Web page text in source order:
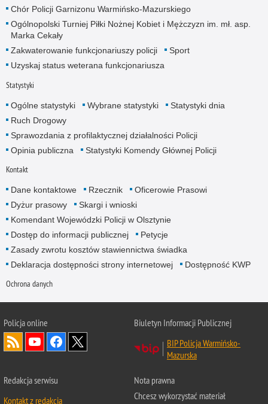
Chór Policji Garnizonu Warmińsko-Mazurskiego
Ogólnopolski Turniej Piłki Nożnej Kobiet i Mężczyzn im. mł. asp.
Marka Cekały
Zakwaterowanie funkcjonariuszy policji
Sport
Uzyskaj status weterana funkcjonariusza
Statystyki
Ogólne statystyki Wybrane statystyki
Statystyki dnia
Ruch Drogowy
Sprawozdania z profilaktycznej działalności Policji
Opinia publiczna
Statystyki Komendy Głównej Policji
Kontakt
Dane kontaktowe Rzecznik
Oficerowie Prasowi
Dyżur prasowy
Skargi i wnioski
Komendant Wojewódzki Policji w Olsztynie
Dostęp do informacji publicznej
Petycje
Zasady zwrotu kosztów stawiennictwa świadka
Deklaracja dostępności strony internetowej
Dostępność KWP
Ochrona danych
Policja online
Biuletyn Informacji Publicznej
BIP Policja Warmińsko-
Mazurska
Redakcja serwisu
Kontakt z redakcją
Nota prawna
Chcesz wykorzystać materiał